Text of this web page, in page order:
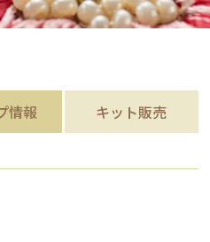
情報 キット販売